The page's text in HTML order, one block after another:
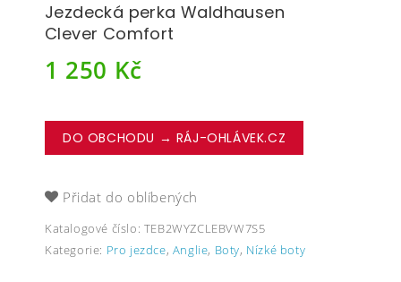
Jezdecká perka Waldhausen
Clever Comfort
1 250 Kč
DO OBCHODU → RÁJ-OHLÁVEK.CZ
Přidat do oblíbených
Katalogové číslo: TEB2WYZCLEBVW7S5
Kategorie: Pro jezdce, Anglie, Boty, Nízké boty